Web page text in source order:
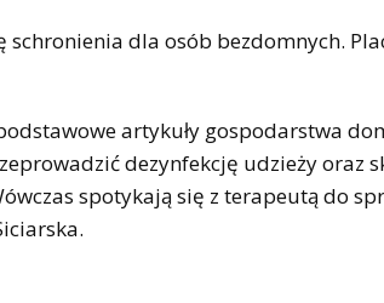
dla osób bezdomnych.
artykuły gospodarstwa
dezynfekcję udzieży oraz
spotykają się z terapeutą do